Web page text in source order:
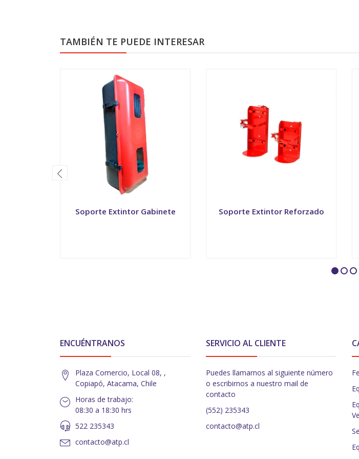
TAMBIÉN TE PUEDE INTERESAR
Soporte Extintor Gabinete Soporte Extintor Reforzado
ENCUÉNTRANOS
Plaza Comercio, Local 08, ,
Copiapó, Atacama, Chile
Horas de trabajo:
08:30 a 18:30 hrs
522 235343
contacto@atp.cl
SERVICIO AL CLIENTE
Puedes llamarnos al siguiente número
o escribirnos a nuestro mail de
contacto
(552) 235343
contacto@atp.cl